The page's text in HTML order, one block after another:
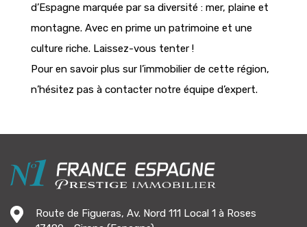
d’Espagne marquée par sa diversité : mer, plaine et
montagne. Avec en prime un patrimoine et une
culture riche. Laissez-vous tenter !
Pour en savoir plus sur l’immobilier de cette région,
n’hésitez pas à contacter notre équipe d’expert.
Route de Figueras, Av. Nord 111 Local 1 à Roses